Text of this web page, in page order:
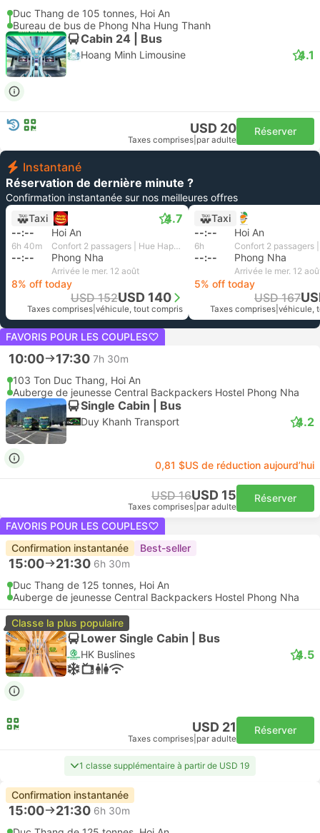
Duc Thang de 105 tonnes, Hoi An
Bureau de bus de Phong Nha Hung Thanh
Cabin 24 | Bus
Hoang Minh Limousine 4.1
USD 20
Taxes comprises par adulte
Réserver
Instantané
Réservation de dernière minute ?
Confirmation instantanée sur nos meilleures offres
Taxi
4.7
--:-- Hoi An
6h 40m Confort 2 passagers | Hue Happy Travel
--:-- Phong Nha
Arrivée le mer. 12 août
8% off today
USD 152USD 140
Taxes comprises véhicule, tout compris
Taxi
--:--
Hoi An
6h
--:-- Phong Nha
Arrivée le mer. 12
5% off today
USD 167
Taxes comprises véhicule,
FAVORIS POUR LES COUPLES
10:00 17:30 7h 30m
103 Ton Duc Thang, Hoi An
Auberge de jeunesse Central Backpackers Hostel Phong Nha
Single Cabin | Bus
Duy Khanh Transport 4.2
0,81 $US de réduction aujourd’hui
USD 16USD 15
Taxes comprises par adulte
Réserver
FAVORIS POUR LES COUPLES
Confirmation instantanée
Best-seller
15:00 21:30 6h 30m
Duc Thang de 125 tonnes, Hoi An
Auberge de jeunesse Central Backpackers Hostel Phong Nha
Classe la plus populaire
Lower Single Cabin | Bus
HK Buslines 4.5
USD 21
Taxes comprises par adulte
Réserver
1 classe supplémentaire à partir de USD 19
Confirmation instantanée
15:00 21:30 6h 30m